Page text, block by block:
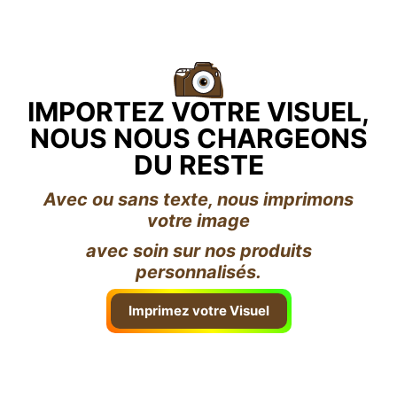
IMPORTEZ VOTRE VISUEL,
NOUS NOUS CHARGEONS
DU RESTE
Avec ou sans texte, nous imprimons
votre image
avec soin sur nos produits
personnalisés.
Imprimez votre Visuel